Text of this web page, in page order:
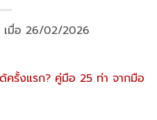
เมื่อ 26/02/2026